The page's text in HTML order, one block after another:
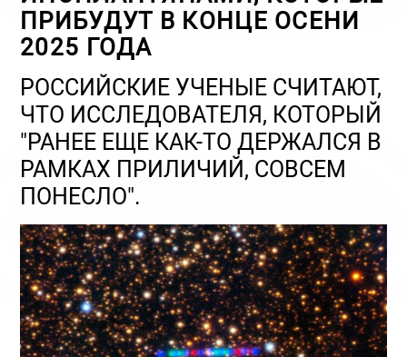
ПРИБУДУТ В КОНЦЕ ОСЕНИ
2025 ГОДА
РОССИЙСКИЕ УЧЕНЫЕ СЧИТАЮТ,
ЧТО ИССЛЕДОВАТЕЛЯ, КОТОРЫЙ
"РАНЕЕ ЕЩЕ КАК-ТО ДЕРЖАЛСЯ В
РАМКАХ ПРИЛИЧИЙ, СОВСЕМ
ПОНЕСЛО".